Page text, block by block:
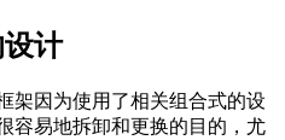
计
架因为使用了相关组合式的设
容易地拆卸和更换的目的，尤